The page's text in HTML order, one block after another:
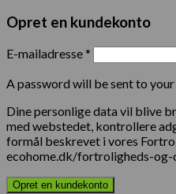
Opret en kundekonto
E-mailadresse*
A password will be sent to your
Dine personlige data vil blive
med webstedet, kontrollere
formål beskrevet i vores
ecohome.dk/fortroligheds-
Opret en kundekonto